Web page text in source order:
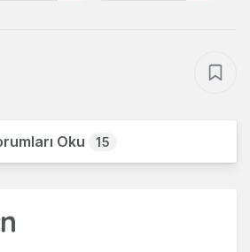
Oku 15